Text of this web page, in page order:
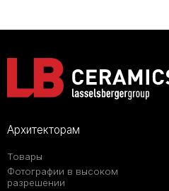
Архитекторам
Товары
Фотографии в высоком
разрешении